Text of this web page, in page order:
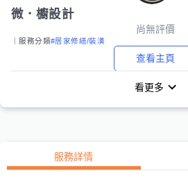
微．櫥設計
尚無評價
｜服務分類#居家修繕/裝潢
查看主頁
看更多
服務詳情